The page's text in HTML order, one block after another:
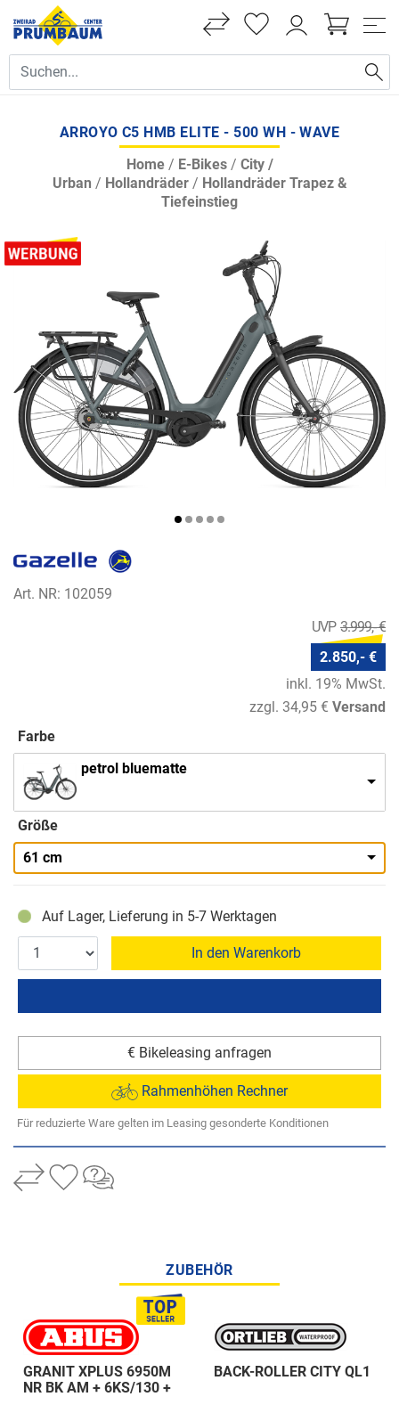
ARROYO C5 HMB ELITE - 500 WH - WAVE
Home/ E-Bikes/ City /
Urban / Hollandräder/ Hollandräder Trapez &
Tiefeinstieg
Art. NR: 102059
3.999,- €
2.850,- €
inkl. 19% MwSt.
zzgl. 34,95 € Versand
Farbe
petrol bluematte
Größe
61 cm
Auf Lager, Lieferung in 5-7 Werktagen
In den Warenkorb
€ Bikeleasing anfragen
Rahmenhöhen Rechner
Für reduzierte Ware gelten im Leasing gesonderte Konditionen
ZUBEHÖR
GRANIT XPLUS 6950M
NR BK AM + 6KS/130 +
BACK-ROLLER CITY QL1